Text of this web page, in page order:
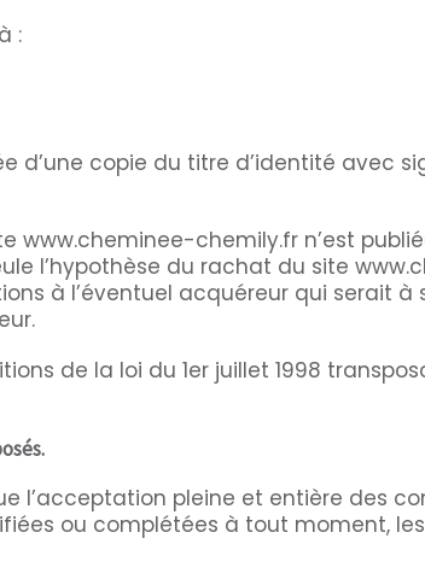
:
copie du titre d’identité avec
chemily.fr n’est
l’hypothèse du rachat du site
à l’éventuel acquéreur qui serait
de la loi du 1er juillet 1998
l’acceptation pleine et entière des
ou complétées à tout moment,